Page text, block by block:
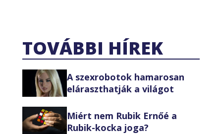
TOVÁBBI HÍREK
A szexrobotok hamarosan
eláraszthatják a világot
Miért nem Rubik Ernőé a
Rubik-kocka joga?